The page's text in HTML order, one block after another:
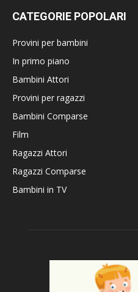
CATEGORIE POPOLARI
Provini per bambini
In primo piano
Bambini Attori
Provini per ragazzi
Bambini Comparse
Film
Ragazzi Attori
Ragazzi Comparse
Bambini in TV